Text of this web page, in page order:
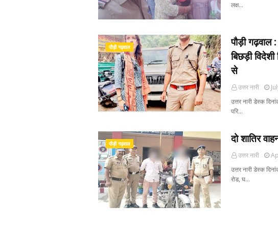
लक्ष…
पौड़ी गढ़वाल
पौड़ी
बिछड़ी
से
उत्तर नारी
उत्तर नारी डेस्क
परि…
पौड़ी गढ़वाल दो शातिर
उत्तर नारी
उत्तर नारी डेस्क
रोड, घ…